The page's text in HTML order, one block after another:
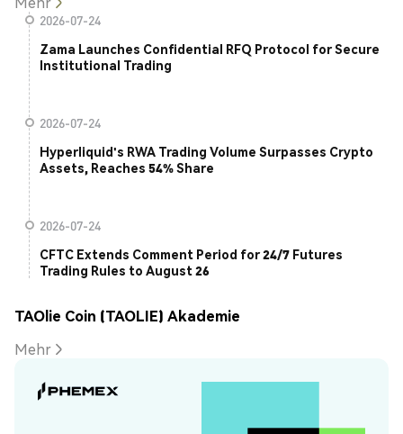
2026-07-24
Zama Launches Confidential RFQ Protocol for Secure
Institutional Trading
2026-07-24
Hyperliquid's RWA Trading Volume Surpasses Crypto
Assets, Reaches 54% Share
2026-07-24
CFTC Extends Comment Period for 24/7 Futures
Trading Rules to August 26
TAOlie Coin (TAOLIE) Akademie
Mehr